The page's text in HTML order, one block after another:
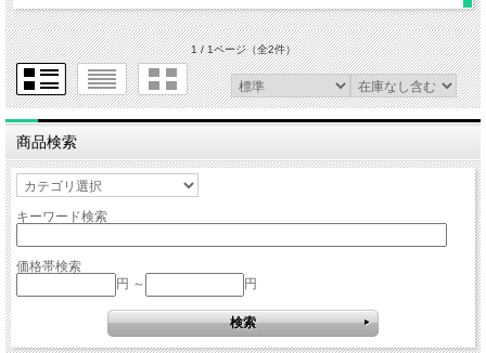
1 / 1ページ（全2件）
商品検索
キーワード検索
価格帯検索
円 ～
円